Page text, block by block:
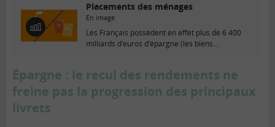
E
n
a
e
Placements des ménages
En image
Les Français possèdent en effet plus de 6 400
milliards d’euros d’épargne (les biens
Épargne : le recul des rendements ne
freine pas la progression des principaux
livrets